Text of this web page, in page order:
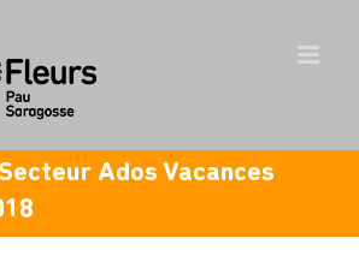
Ados Vacances